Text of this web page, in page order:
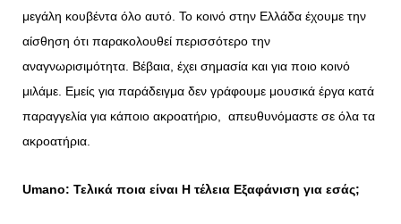
μεγάλη κουβέντα όλο αυτό. Το κοινό στην Ελλάδα έχουμε την
αίσθηση ότι παρακολουθεί περισσότερο την
αναγνωρισιμότητα. Βέβαια, έχει σημασία και για ποιο κοινό
μιλάμε. Εμείς για παράδειγμα δεν γράφουμε μουσικά έργα κατά
παραγγελία για κάποιο ακροατήριο, απευθυνόμαστε σε όλα τα
ακροατήρια.
Umano: Τελικά ποια είναι Η τέλεια Εξαφάνιση για εσάς;